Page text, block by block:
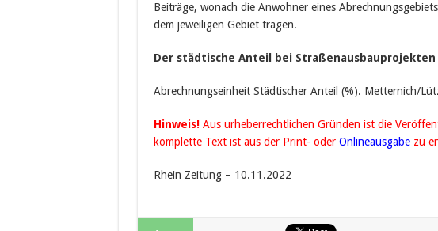
Beiträge, wonach die Anwohner eines
dem jeweiligen Gebiet tragen.
Der städtische Anteil bei Straßenausbauprojekten
Abrechnungseinheit Städtischer Anteil (%). Metternich/
Hinweis!Aus urheberrechtlichen Gründen ist die
komplette Text ist aus der Print- oder Onlineausgabezu
Rhein Zeitung – 10.11.2022